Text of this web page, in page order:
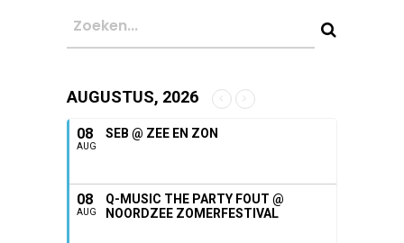
AUGUSTUS, 2026
08
AUG
SEB @ ZEE EN ZON
08
AUG
Q-MUSIC THE PARTY FOUT @
NOORDZEE ZOMERFESTIVAL